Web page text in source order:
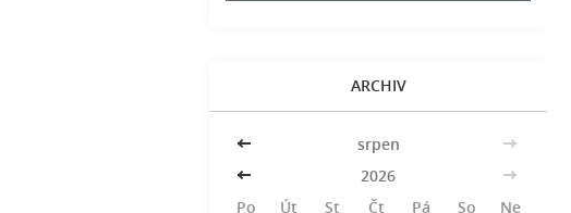
ARCHIV
<< srpen
>>
<<
2026
>>
Po
Út St Čt Pá So
Ne